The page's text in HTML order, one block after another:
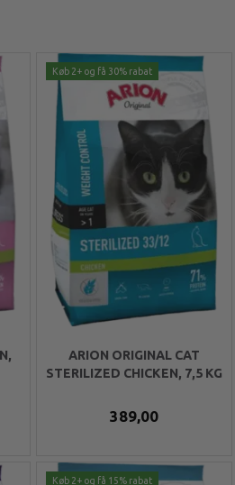
Køb 2+ og få 30% rabat
ARION ORIGINAL CAT
STERILIZED CHICKEN, 7,5 KG
389,00
Køb 2+ og få 15% rabat